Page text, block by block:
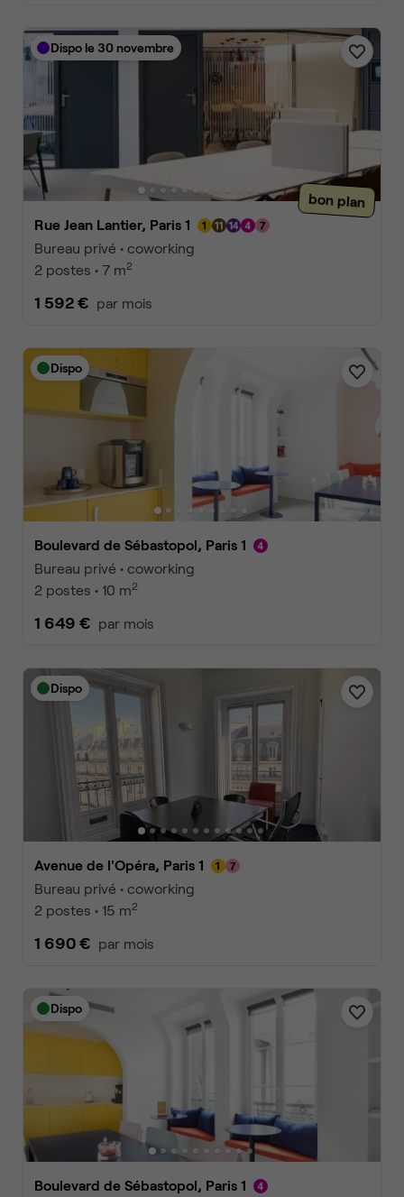
Dispo le 30 novembre
bon plan
Rue Jean Lantier, Paris 1
Bureau privé • coworking
2 postes • 7 m2
1 592 € par mois
Dispo
Boulevard de Sébastopol, Paris 1
Bureau privé • coworking
2 postes • 10 m2
1 649 € par mois
Dispo
Avenue de l'Opéra, Paris 1
Bureau privé • coworking
2 postes • 15 m2
1 690 € par mois
Dispo
Boulevard de Sébastopol, Paris 1